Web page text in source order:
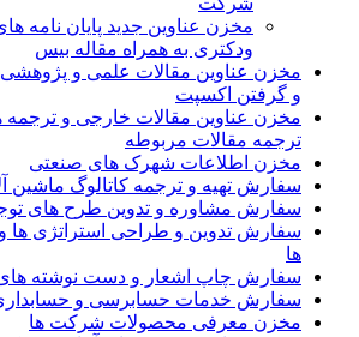
مخزن عناوین جدید پایان نامه
ودکتری به همراه مقاله بیس
و گرفتن اکسپت
مخزن عناوین مقالات خارجی و
ترجمه مقالات مربوطه
مخزن اطلاعات شهرک های صنعتی
سفارش تهیه و ترجمه کاتالوگ ماشین
سفارش مشاوره و تدوین طرح های
سفارش تدوین و طراحی استراتژی
ها
سفارش چاپ اشعار و دست نوشته
سفارش خدمات حسابرسی و
مخزن معرفی محصولات شرکت ها